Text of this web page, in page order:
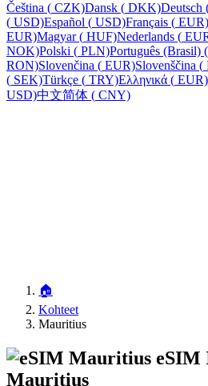
Čeština ( CZK)Dansk ( DKK)Deutsch
( USD)Español ( USD)Français ( EUR)
EUR)Magyar( HUF)Nederlands (
NOK)Polski ( PLN)Português (Brasil) (
RON)Slovenčina ( EUR)Slovenščina (
( SEK)Türkçe ( TRY)Ελληνικά ( EUR)
USD)中文简体 ( CNY)
🏠
Kohteet
Mauritius
eSIM
Mauritius